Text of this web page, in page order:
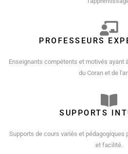
PROFESSEURS
Enseignants compétents et motivés ayant
du Coran et de
SUPPORTS
Supports de cours variés et pédagogiques
et facilité.